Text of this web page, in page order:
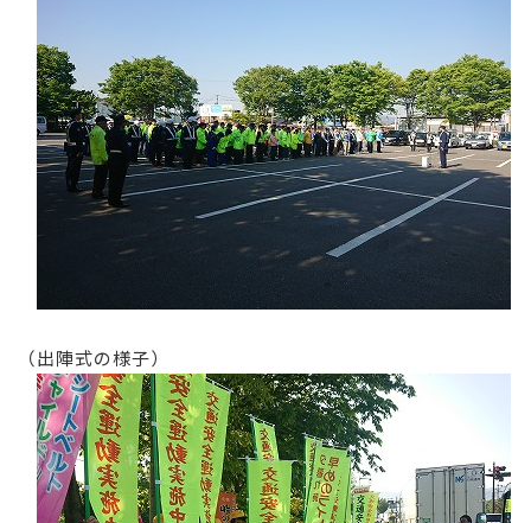
（出陣式の様子）